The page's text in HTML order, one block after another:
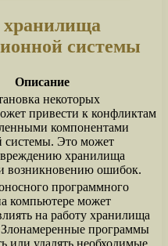
системы
Описание
некоторых
привести к конфликтам
компонентами
системы. Это может
хранилища
возникновению ошибок.
программного
компьютере может
на работу хранилища
программы
или удалять необходимые